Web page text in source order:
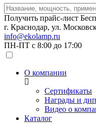
Получить прайс-лист
г. Краснодар, ул.
info@ekolamp.ru
ПН-ПТ с 8:00 до 17:00
О компании
Сертификаты
Награды и
Видео о
Каталог